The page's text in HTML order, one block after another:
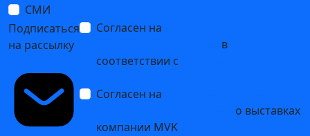
СМИ
Подписаться
на рассылку
Согласен на
в
соответствии с
Согласен на
о выставках
компании MVK